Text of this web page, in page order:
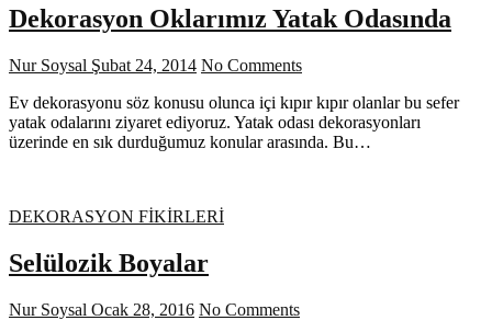
Dekorasyon Oklarımız Yatak Odasında
Nur Soysal Şubat 24, 2014 No Comments
Ev dekorasyonu söz konusu olunca içi kıpır kıpır olanlar bu sefer
yatak odalarını ziyaret ediyoruz. Yatak odası dekorasyonları
üzerinde en sık durduğumuz konular arasında. Bu…
DEKORASYON FİKİRLERİ
Selülozik Boyalar
Nur Soysal Ocak 28, 2016 No Comments